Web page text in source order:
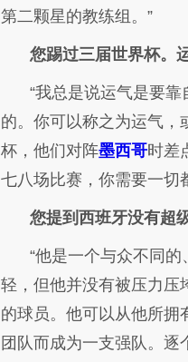
第二颗星的教练组。”
您踢过三届世界杯。
“我总是说运气是要
的。你可以称之为运气，
杯，他们对阵墨西哥时差
七八场比赛，你需要一切
您提到西班牙没有超
“他是一个与众不同
轻，但他并没有被压力压
的球员。他可以从他所拥
团队而成为一支强队。